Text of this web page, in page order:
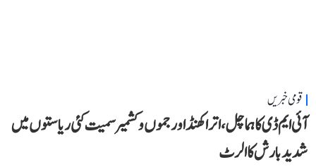
قومی خبریں
آئی ایم ڈی کا ہماچل، اتراکھنڈ اور جموں و کشمیر سمیت کئی ریاستوں میں
شدید بارش کا الرٹ